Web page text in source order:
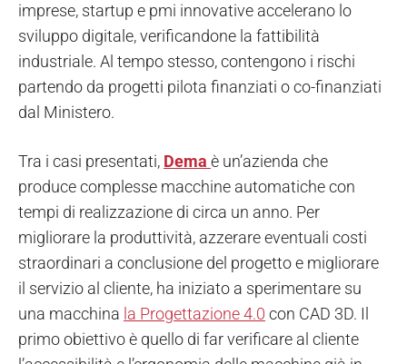
imprese, startup e pmi innovative accelerano lo
sviluppo digitale, verificandone la fattibilità
industriale. Al tempo stesso, contengono i rischi
partendo da progetti pilota finanziati o co-finanziati
dal Ministero.
Tra i casi presentati, Dema è un’azienda che
produce complesse macchine automatiche con
tempi di realizzazione di circa un anno. Per
migliorare la produttività, azzerare eventuali costi
straordinari a conclusione del progetto e migliorare
il servizio al cliente, ha iniziato a sperimentare su
una macchina la Progettazione 4.0 con CAD 3D. Il
primo obiettivo è quello di far verificare al cliente